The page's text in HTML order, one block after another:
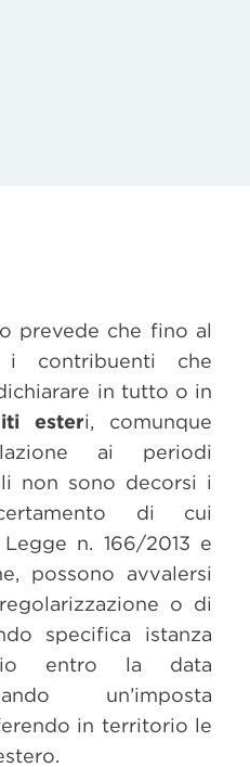
prevede che fino al
i contribuenti che
in tutto o in
esteri, comunque
ai periodi
non sono decorsi i
di cui
Legge n. 166/2013 e
possono avvalersi
o di
specifica istanza
entro la data
un’imposta
in territorio le